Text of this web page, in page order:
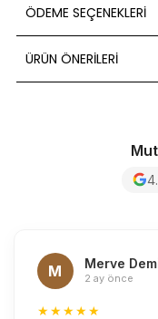
ÖDEME SEÇENEKLERI
ÜRÜN ÖNERILERI
M Merve
2 ay önce
★★★★★